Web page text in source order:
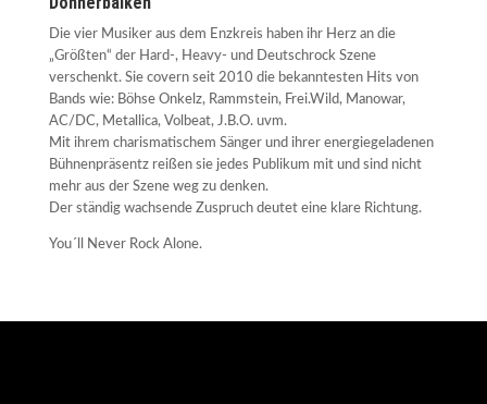
Die vier Musiker aus dem Enzkreis haben ihr Herz an die
„Größten“ der Hard-, Heavy- und Deutschrock Szene
verschenkt. Sie covern seit 2010 die bekanntesten Hits von
Bands wie: Böhse Onkelz, Rammstein, Frei.Wild, Manowar,
AC/DC, Metallica, Volbeat, J.B.O. uvm.
Mit ihrem charismatischem Sänger und ihrer energiegeladenen
Bühnenpräsentz reißen sie jedes Publikum mit und sind nicht
mehr aus der Szene weg zu denken.
Der ständig wachsende Zuspruch deutet eine klare Richtung.
You´ll Never Rock Alone.